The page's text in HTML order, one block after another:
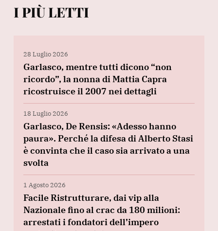
I PIÙ LETTI
28 Luglio 2026
Garlasco, mentre tutti dicono “non
ricordo”, la nonna di Mattia Capra
ricostruisce il 2007 nei dettagli
18 Luglio 2026
Garlasco, De Rensis: «Adesso hanno
paura». Perché la difesa di Alberto Stasi
è convinta che il caso sia arrivato a una
svolta
1 Agosto 2026
Facile Ristrutturare, dai vip alla
Nazionale fino al crac da 180 milioni:
arrestati i fondatori dell’impero